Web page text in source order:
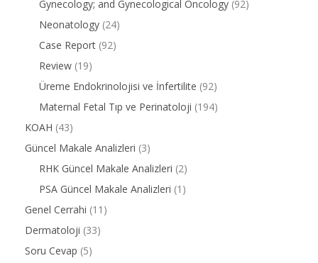
Gynecology; and Gynecological Oncology (92)
Neonatology (24)
Case Report (92)
Review (19)
Üreme Endokrinolojisi ve İnfertilite (92)
Maternal Fetal Tıp ve Perinatoloji (194)
KOAH (43)
Güncel Makale Analizleri (3)
RHK Güncel Makale Analizleri (2)
PSA Güncel Makale Analizleri (1)
Genel Cerrahi (11)
Dermatoloji (33)
Soru Cevap (5)